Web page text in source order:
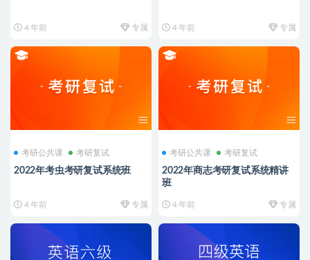
4 年前 专属 4 年前 专属
考研公共课 考研复试
2022年考虫考研复试系统班
4 年前 专属
考研公共课 考研复试
2022年商志考研复试系统精讲
班
4 年前 专属